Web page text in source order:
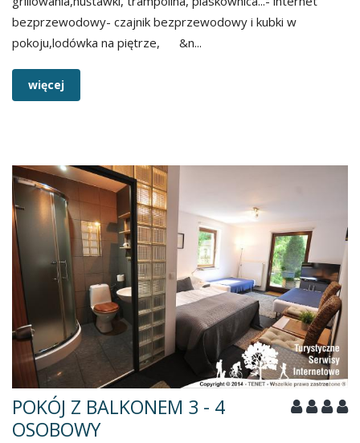
bezprzewodowy- czajnik bezprzewodowy i kubki w
pokoju,lodówka na piętrze, &n...
więcej
POKÓJ Z BALKONEM 3 - 4
OSOBOWY